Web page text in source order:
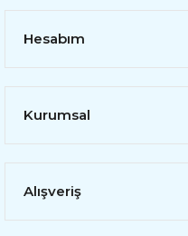
Hesabım
Kurumsal
Alışveriş